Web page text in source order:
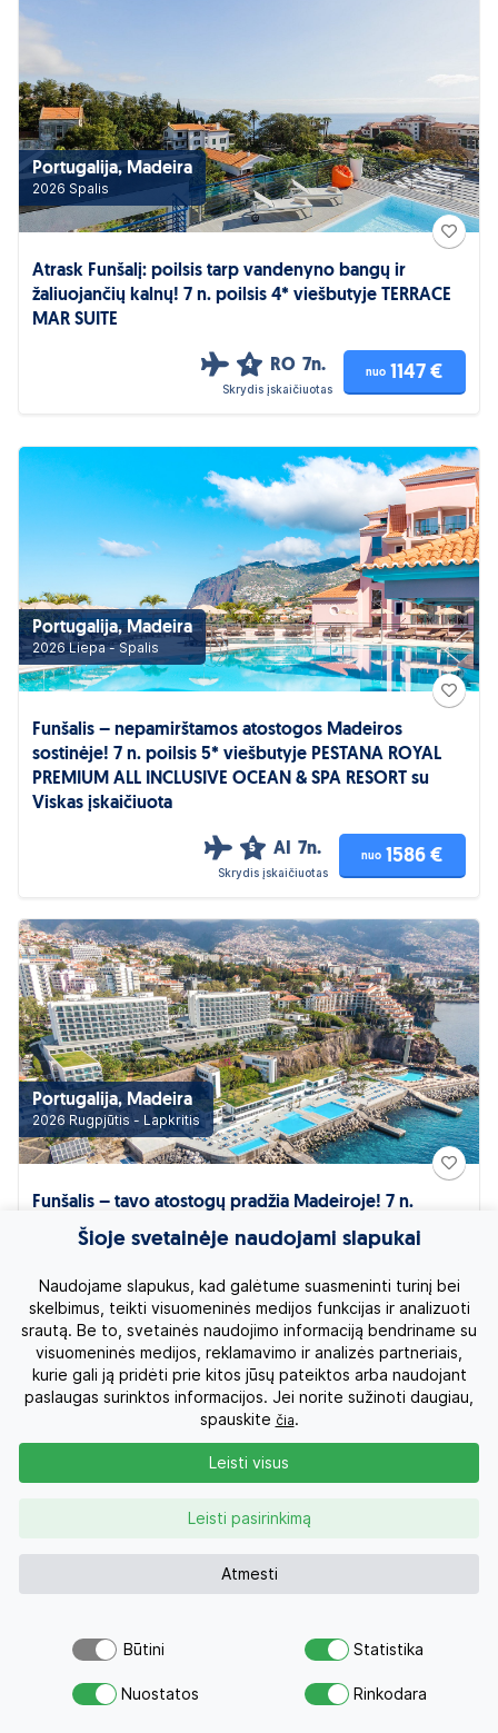
Portugalija, Madeira
2026 Spalis
Atrask Funšalį: poilsis tarp vandenyno bangų ir
žaliuojančių kalnų! 7 n. poilsis 4* viešbutyje TERRACE
MAR SUITE
4 RO 7n.
Skrydis įskaičiuotas
nuo 1147 €
Portugalija, Madeira
2026 Liepa - Spalis
Funšalis – nepamirštamos atostogos Madeiros
sostinėje! 7 n. poilsis 5* viešbutyje PESTANA ROYAL
PREMIUM ALL INCLUSIVE OCEAN & SPA RESORT su
Viskas įskaičiuota
5 AI 7n.
Skrydis įskaičiuotas
nuo 1586 €
Portugalija, Madeira
2026 Rugpjūtis - Lapkritis
Funšalis – tavo atostogų pradžia Madeiroje! 7 n.
poilsis 5* viešbutyje VIDAMAR RESORTS MADEIRA su
Pusryčiais ir vakarienėmis
HB 7n.
Skrydis įskaičiuotas
nuo 1868 €
Savo svajonių atostogoms
Šioje svetainėje naudojami slapukai
Naudojame slapukus, kad galėtume suasmeninti turinį bei
skelbimus, teikti visuomeninės medijos funkcijas ir analizuoti
srautą. Be to, svetainės naudojimo informaciją bendriname su
visuomeninės medijos, reklamavimo ir analizės partneriais,
kurie gali ją pridėti prie kitos jūsų pateiktos arba naudojant
paslaugas surinktos informacijos. Jei norite sužinoti daugiau,
spauskite čia.
Atmesti
Leisti pasirinkimą
Leisti visus
Būtini Statistika
Nuostatos Rinkodara